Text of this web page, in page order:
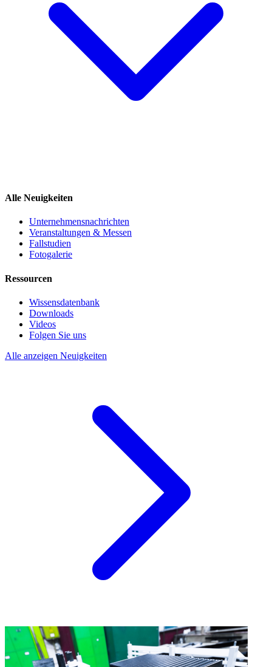
Alle Neuigkeiten
Unternehmensnachrichten
Veranstaltungen & Messen
Fallstudien
Fotogalerie
Ressourcen
Wissensdatenbank
Downloads
Videos
Folgen Sie uns
Alle anzeigen Neuigkeiten